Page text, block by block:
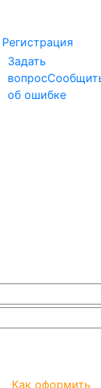
Регистрация
Задать
вопрос
об ошибке
Как оформить